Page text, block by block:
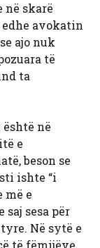
në skarë
avokatin
ajo nuk
të
ta
në
e
beson se
ishte “i
më e
sesa për
Në sytë e
të fëmijëve